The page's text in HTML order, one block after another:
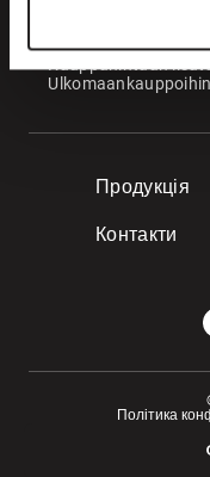
Продукція
Контакти
Kauppahintaan
Політика